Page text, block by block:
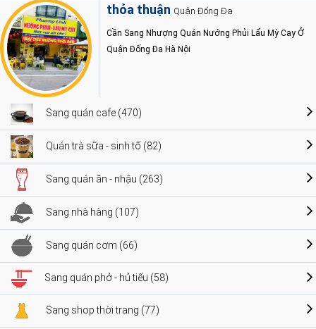
thỏa thuận Quận Đống Đa
Cần Sang Nhượng Quán Nướng Phủi Lẩu Mỳ Cay Ở
Quận Đống Đa Hà Nội
Sang quán cafe (470)
Quán trà sữa - sinh tố (82)
Sang quán ăn - nhậu (263)
Sang nhà hàng (107)
Sang quán cơm (66)
Sang quán phở - hủ tiếu (58)
Sang shop thời trang (77)